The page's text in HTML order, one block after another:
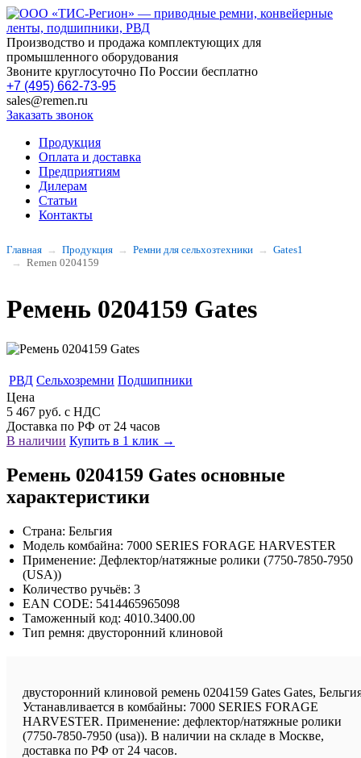
Производство и продажа комплектующих для
промышленного оборудования
Звоните круглосуточно По России бесплатно
+7 (495) 662-73-95
sales@remen.ru
Заказать звонок
Продукция
Оплата и доставка
Предприятиям
Дилерам
Статьи
Контакты
Главная Продукция Ремни для сельхозтехники
Gates1
Remen 0204159
Ремень 0204159 Gates
РВД Сельхозремни Подшипники
Цена
5 467 руб. с НДС
Доставка по РФ от 24 часов
В наличии Купить в 1 клик →
Ремень 0204159 Gates основные
характеристики
Страна: Бельгия
Модель комбайна: 7000 SERIES FORAGE HARVESTER
Применение: Дефлектор/натяжные ролики (7750-7850-7950
(USA))
Количество ручьёв: 3
EAN CODE: 5414465965098
Таможенный код: 4010.3400.00
Тип ремня: двусторонний клиновой
двусторонний клиновой ремень 0204159 Gates Gates,
Устанавливается в комбайны: 7000 SERIES FORAGE
HARVESTER. Применение: дефлектор/натяжные ролики
(7750-7850-7950 (usa)). В наличии на складе в Москве,
доставка по РФ от 24 часов.